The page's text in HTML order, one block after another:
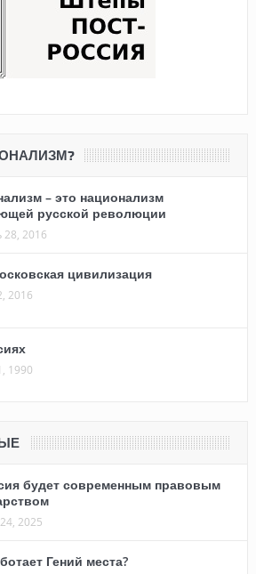
– это национализм
русской революции
28, 2016
цивилизация
2016
1990
будет современным правовым
2025
Гений места?